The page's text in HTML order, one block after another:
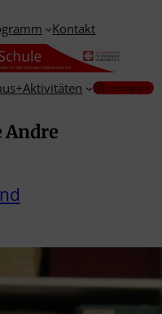
Kontakt
Aktivitäten Instagram
Andre